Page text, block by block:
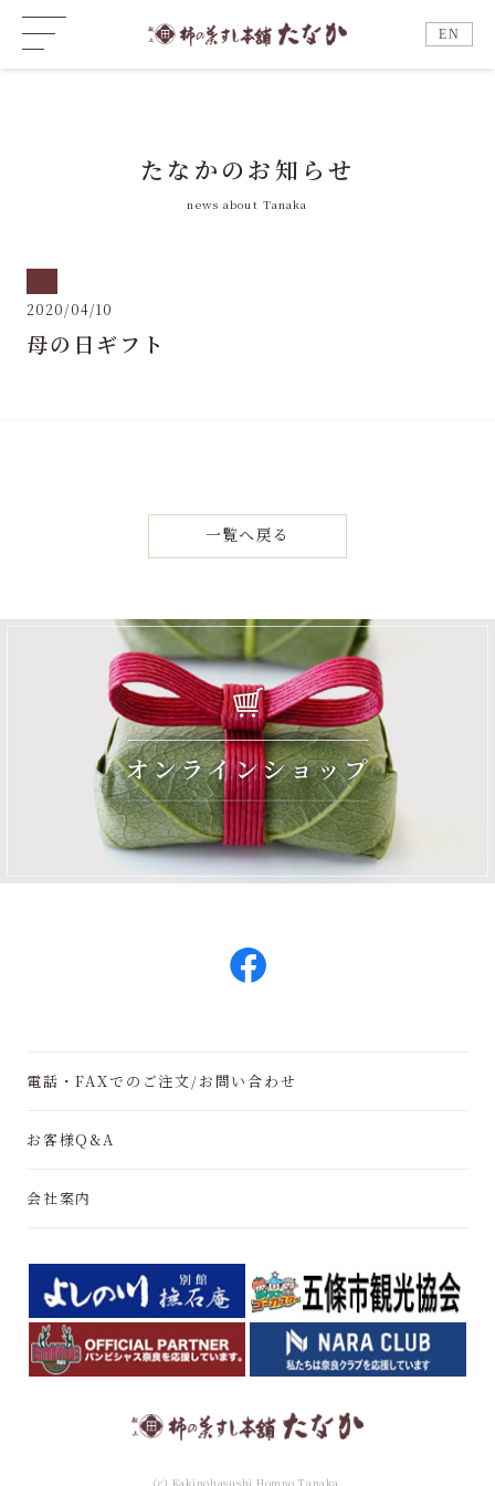
EN
たなかのお知らせ
news about Tanaka
2020/04/10
母の日ギフト
一覧へ戻る
電話・FAXでのご注文/お問い合わせ
お客様Q&A
会社案内
(c) Kakinohasushi Hompo Tanaka.